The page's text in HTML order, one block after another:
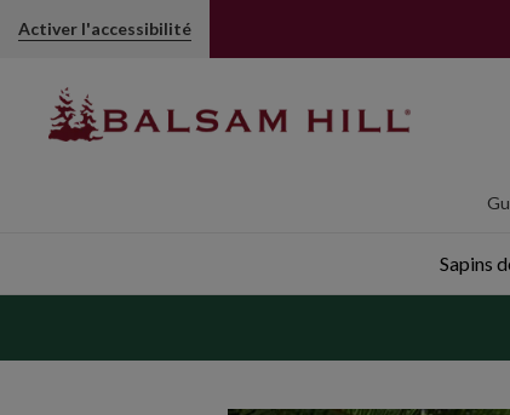
Activer l'accessibilité
Sapins